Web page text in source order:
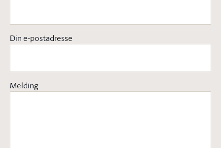
Din e-postadresse
Melding